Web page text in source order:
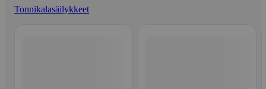
Tonnikalasäilykkeet